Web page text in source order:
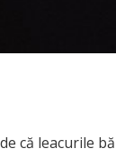
că leacurile